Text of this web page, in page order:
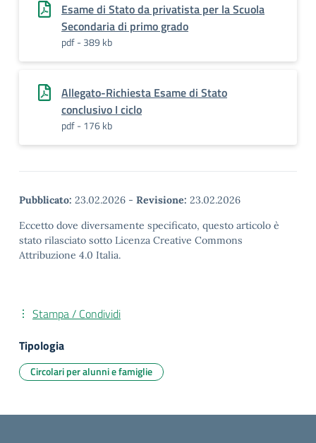
Esame di Stato da privatista per la Scuola
Secondaria di primo grado
pdf - 389 kb
Allegato-Richiesta Esame di Stato
conclusivo I ciclo
pdf - 176 kb
Pubblicato: 23.02.2026 - Revisione: 23.02.2026
Eccetto dove diversamente specificato, questo articolo è
stato rilasciato sotto Licenza Creative Commons
Attribuzione 4.0 Italia.
Stampa / Condividi
Tipologia
Circolari per alunni e famiglie